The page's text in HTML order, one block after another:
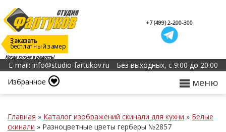
Когда кухня в радость!
Заказать
бесплатный замер
+7 (499) 2-200-300
E-mail: info@studio-fartukov.ru
Без выходных, с 9:00 до 20:00
Избранное
меню
Главная » Каталог изображений скинали для кухни » Белые
скинали » Разноцветные цветы герберы №2857